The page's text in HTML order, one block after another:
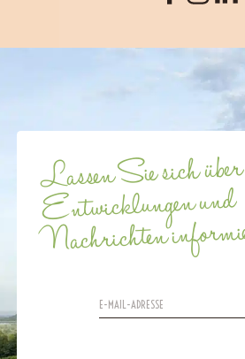
Lassen Sie sich über
Entwicklungen und
Nachrichten